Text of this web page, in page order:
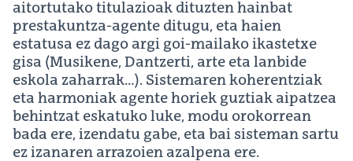
aitortutako titulazioak dituzten hainbat
prestakuntza-agente ditugu, eta haien
estatusa ez dago argi goi-mailako ikastetxe
gisa (Musikene, Dantzerti, arte eta lanbide
eskola zaharrak…). Sistemaren koherentziak
eta harmoniak agente horiek guztiak aipatzea
behintzat eskatuko luke, modu orokorrean
bada ere, izendatu gabe, eta bai sisteman sartu
ez izanaren arrazoien azalpena ere.